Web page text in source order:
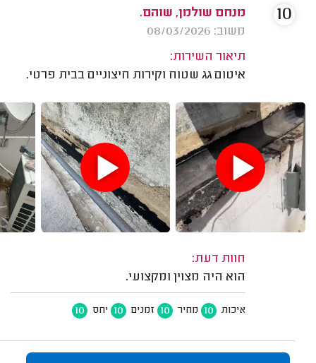
מנחם שולמן, שוהם.
משוב: 08/03/2026
תיאור השירות:
איטום גג שטוח וקירות חיצוניים בבית פרטי.
חוות דעת:
הוא היה מצוין ומקצועי.
איכות 10 מחיר 10 זמנים 10 יחס 10
10